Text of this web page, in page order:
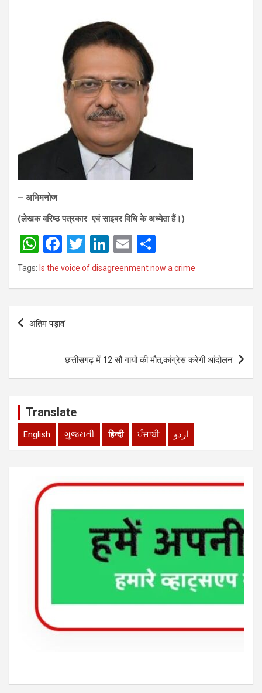
– अभिमनोज
(लेखक वरिष्ठ पत्रकार एवं साइबर विधि के अध्येता हैं।)
W
h
A
p
F
a
o
o
k
T
wi
Li
n
E
m h
Tags: Is the voice of disagreenment now a crime
Post
navigation
अंतिम पड़ाव’
छत्तीसगढ़ में 12 सौ गायों की मौत,कांग्रेस करेगी आंदोलन
Translate
English ગુજરાતી हिन्दी ਪੰਜਾਬੀ اردو